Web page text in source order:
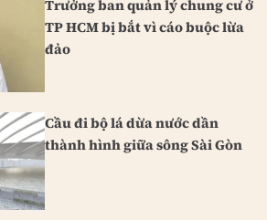
Trưởng ban quản lý chung cư ở
TP HCM bị bắt vì cáo buộc lừa
đảo
Cầu đi bộ lá dừa nước dần
thành hình giữa sông Sài Gòn